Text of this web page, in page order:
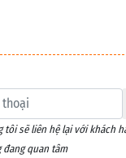
tôi sẽ liên hệ lại với khách
quan tâm